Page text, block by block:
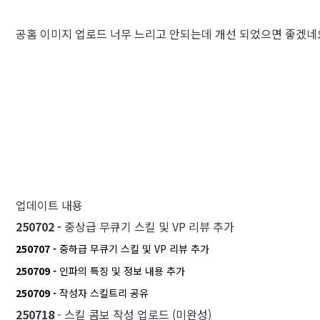
공홈 이미지 업로드 너무 느리고 안되는데 개선 되었으면 좋겠
업데이트 내용
250702 - 중상급 무큐기 스킬 및 VP 리뷰 추가
250707 - 중하급 무큐기 스킬 및 VP 리뷰 추가
250709 - 인파의 특징 및 정보 내용 추가
250709 - 작성자 스킬트리 공유
250718- 스킬 콤보 작성 업로드 (미완성)